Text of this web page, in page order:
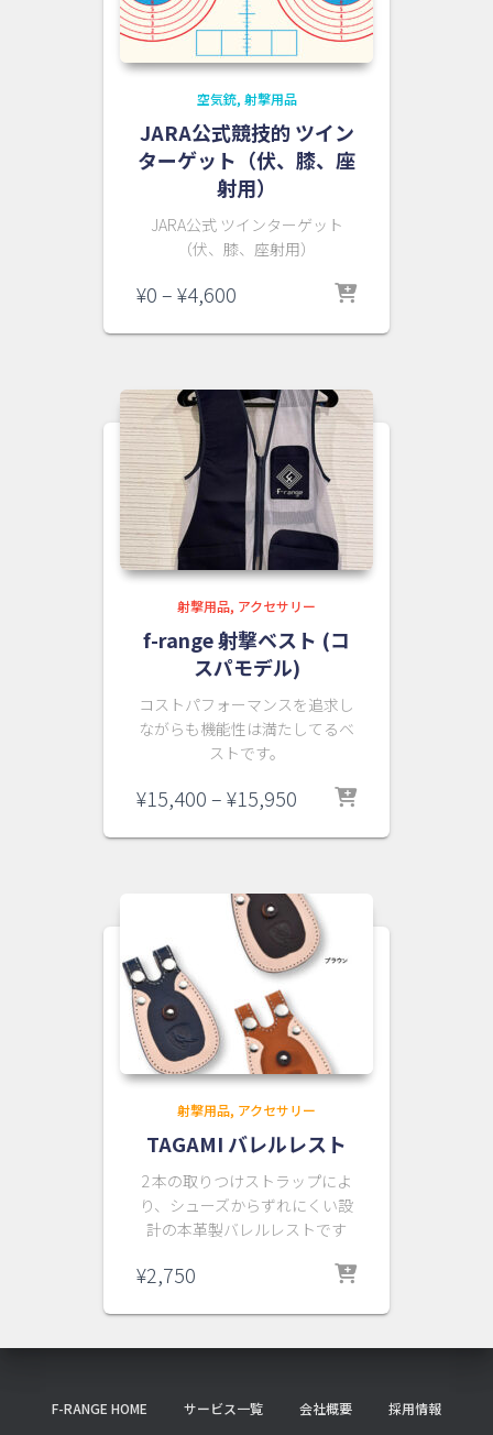
空気銃 射撃用品
JARA公式競技的 ツイン
ターゲット（伏、膝、座
射用）
JARA公式 ツインターゲット
（伏、膝、座射用）
¥0–¥4,600
帯:
–
¥4,600
射撃用品 アクセサリー
f-range 射撃ベスト (コ
スパモデル)
コストパフォーマンスを追求し
ながらも機能性は満たしてるベ
ストです。
¥15,400–¥15,950
帯:
–
¥15,950
射撃用品 アクセサリー
TAGAMI バレルレスト
2 本の取りつけストラップによ
り、シューズからずれにくい設
計の本革製バレルレストです
¥2,750
F-RANGE HOME サービス一覧 会社概要 採用情報